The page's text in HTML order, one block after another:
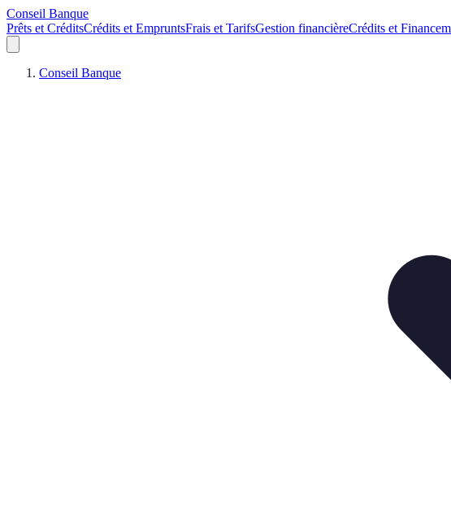
Conseil Banque
Prêts et CréditsCrédits et EmpruntsFrais et TarifsGestion financièreCrédits et
Conseil Banque